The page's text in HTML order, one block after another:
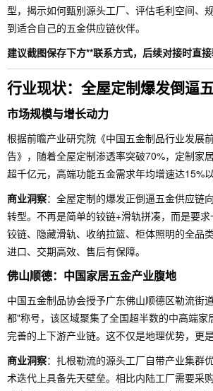
型，揭示如何甄别源头工厂、评估毛利空间、
到适合自己的五金供应链伙伴。
建议截图保存下方**联系方式，后续对接时直接
行业现状：全屋定制爆发倒逼
市场规模与增长动力
根据前瞻产业研究院《中国五金制品行业发展
告》，随着全屋定制渗透率突破70%，定制家
超千亿元，高端功能五金需求年均增速达15%
商业洞察：全屋定制的爆发正倒逼五金供应链
转型。不再是简单的铰链+滑轨拼凑，而是要
铰链、隐藏滑轨、收纳拉篮、柜体照明的全品
进口、交期高效、售后有保障。
佛山顺德：中国家居五金产业腹地
中国五金制品协会授予广东佛山顺德区勒流街
都"称号，该区域聚集了全国超半数的中高端家
完善的上下游产业链。这不仅是地理优势，更
商业洞察：扎根勒流的源头工厂自带产业集群
术迭代上具备先天壁垒。相比内陆工厂需要采